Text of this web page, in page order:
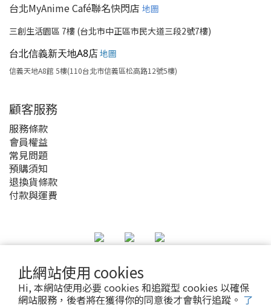
此網站使用 cookies
Hi, 本網站使用必要 cookies 和追蹤型 cookies 以確保
網站服務，後者將在獲得你的同意後才會執行追蹤。 了
台北MyAnime Café聯名快閃店 地圖
三創生活園區 7樓 (台北市中正區市民大道三段2號7樓)
台北信義新天地A8店地圖
信義天地A8館 5樓(110台北市信義區松高路12號5樓)
顧客服務
服務條款
會員權益
常見問題
預購須知
退換貨條款
付款與運費
2020 © MyAnime Square